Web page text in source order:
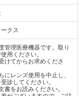
クス
管理医療機器です。取り
用ください。
けてからお求めくださ
にレンズ使用を中止し、
診してください。
書をお読みください。